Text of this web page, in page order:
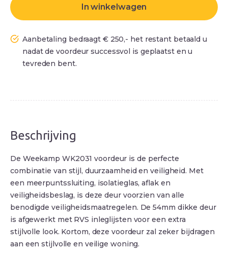
In winkelwagen
Aanbetaling bedraagt € 250,- het restant betaald u
nadat de voordeur successvol is geplaatst en u
tevreden bent.
Beschrijving
De Weekamp WK2031 voordeur is de perfecte
combinatie van stijl, duurzaamheid en veiligheid. Met
een meerpuntssluiting, isolatieglas, aflak en
veiligheidsbeslag, is deze deur voorzien van alle
benodigde veiligheidsmaatregelen. De 54mm dikke deur
is afgewerkt met RVS inleglijsten voor een extra
stijlvolle look. Kortom, deze voordeur zal zeker bijdragen
aan een stijlvolle en veilige woning.